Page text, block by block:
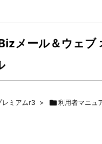
メール＆ウェブ
レミアムr3 > 利用者マニュ